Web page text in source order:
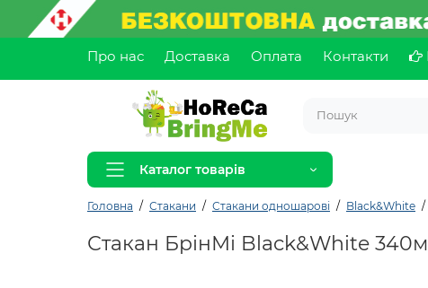
Про нас Доставка Оплата Контакти
Каталог товарів
Головна Стакани Стакани одношарові Black&White
Стакан БрінМі Black&White